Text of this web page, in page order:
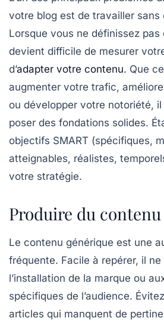
votre blog est de travailler sans
Lorsque vous ne définissez pas
devient difficile de mesurer
d’adapter votre contenu. Que
augmenter votre trafic,
ou développer votre notoriété,
poser des fondations solides.
objectifs SMART (spécifiques,
atteignables, réalistes,
votre stratégie.
Produire du
Le contenu générique est une
fréquente. Facile à repérer, il
l’installation de la marque ou
spécifiques de l’audience.
articles qui manquent de